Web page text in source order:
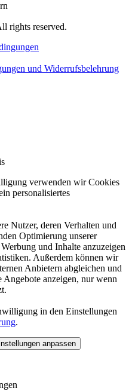
rights reserved.
und Widerrufsbelehrung
verwenden wir Cookies
personalisiertes
Nutzer, deren Verhalten und
Optimierung unserer
und Inhalte anzuzeigen
Außerdem können wir
Anbietern abgleichen und
anzeigen, nur wenn
in den Einstellungen
.
anpassen